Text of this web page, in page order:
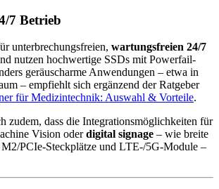
7 Betrieb
unterbrechungsfreien, wartungsfreien 24/7
nutzen hochwertige SSDs mit Powerfail-
geräuscharme Anwendungen – etwa in
– empfiehlt sich ergänzend der Ratgeber
für Medizintechnik: Auswahl & Vorteile.
zudem, dass die Integrationsmöglichkeiten für
Vision oderdigital signage – wie breite
M2/PCIe-Steckplätze und LTE-/5G-Module –